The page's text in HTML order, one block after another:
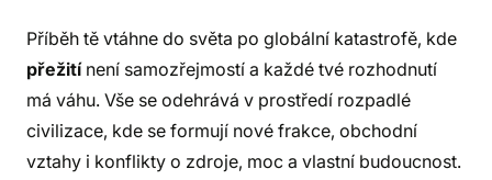
Příběh tě vtáhne do světa po globální katastrofě, kde
přežitínení samozřejmostí a každé tvé rozhodnutí
má váhu. Vše se odehrává v prostředí rozpadlé
civilizace, kde se formují nové frakce, obchodní
vztahy i konflikty o zdroje, moc a vlastní budoucnost.